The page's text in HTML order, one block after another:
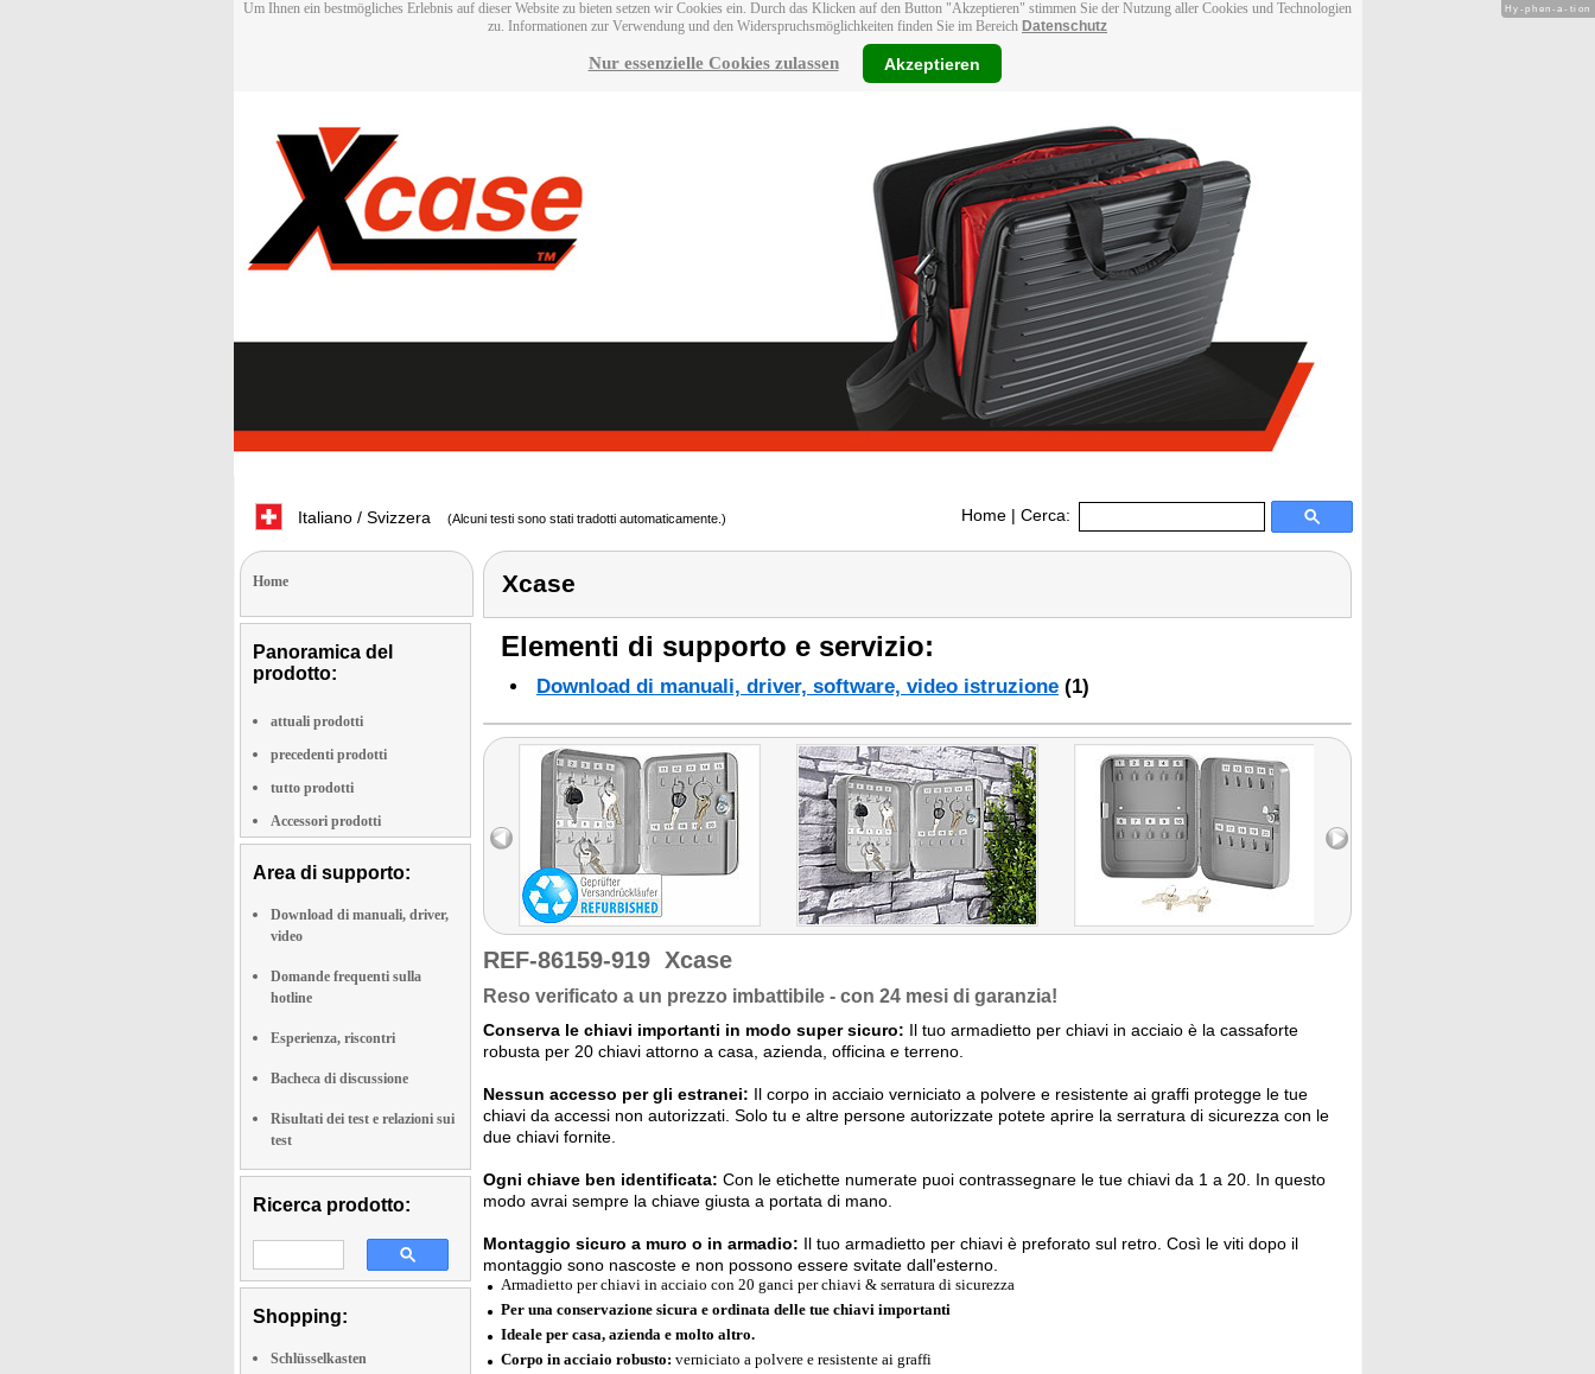
Um Ihnen ein bestmögliches Erlebnis auf dieser Website zu bieten setzen wir Cookies ein. Durch das Klicken auf den Button "Akzeptieren" stimmen Sie der Nutzung aller Cookies und Technologien
zu. Informationen zur Verwendung und den Widerspruchsmöglichkeiten finden Sie im Bereich Datenschutz
Nur essenzielle Cookies zulassen Akzeptieren
Italiano / Svizzera (Alcuni testi sono stati tradotti automaticamente.) Home | Cerca:
Home
Panoramica del
prodotto:
attuali prodotti
precedenti prodotti
tutto prodotti
Accessori prodotti
Area di supporto:
Download di manuali, driver,
video
Domande frequenti sulla
hotline
Esperienza, riscontri
Bacheca di discussione
Risultati dei test e relazioni sui
test
Ricerca prodotto:
Shopping:
Schlüsselkasten
Xcase
Elementi di supporto e servizio:
Download di manuali, driver, software, video istruzione (1)
REF-86159-919 Xcase
Reso verificato a un prezzo imbattibile - con 24 mesi di garanzia!
Conserva le chiavi importanti in modo super sicuro: Il tuo armadietto per chiavi in acciaio è la cassaforte
robusta per 20 chiavi attorno a casa, azienda, officina e terreno.
Nessun accesso per gli estranei: Il corpo in acciaio verniciato a polvere e resistente ai graffi protegge le tue
chiavi da accessi non autorizzati. Solo tu e altre persone autorizzate potete aprire la serratura di sicurezza con le
due chiavi fornite.
Ogni chiave ben identificata: Con le etichette numerate puoi contrassegnare le tue chiavi da 1 a 20. In questo
modo avrai sempre la chiave giusta a portata di mano.
Montaggio sicuro a muro o in armadio: Il tuo armadietto per chiavi è preforato sul retro. Così le viti dopo il
montaggio sono nascoste e non possono essere svitate dall'esterno.
Armadietto per chiavi in acciaio con 20 ganci per chiavi & serratura di sicurezza
Per una conservazione sicura e ordinata delle tue chiavi importanti
Ideale per casa, azienda e molto altro.
Corpo in acciaio robusto: verniciato a polvere e resistente ai graffi
Hy-phen-a-tion